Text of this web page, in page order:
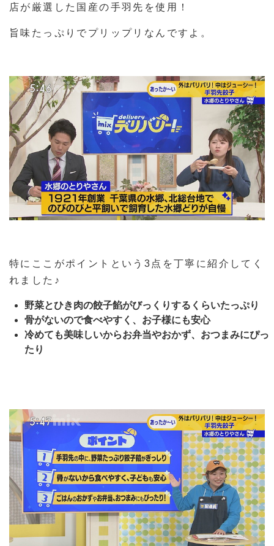
店が厳選した国産の手羽先を使用！
旨味たっぷりでプリップリなんですよ。
特にここがポイントという3点を丁寧に紹介してく
れました♪
野菜とひき肉の餃子餡がびっくりするくらいたっぷり
骨がないので食べやすく、お子様にも安心
冷めても美味しいからお弁当やおかず、おつまみにぴっ
たり